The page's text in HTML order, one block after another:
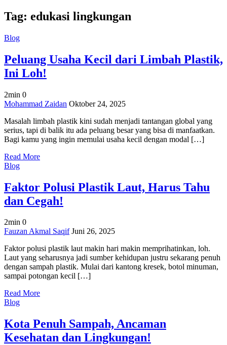
Tag: edukasi lingkungan
Blog
Peluang Usaha Kecil dari Limbah Plastik,
Ini Loh!
2min 0
on
Usaha
Kecil
dari
Plastik,
Ini
Mohammad Zaidan Oktober 24, 2025
Masalah limbah plastik kini sudah menjadi tantangan global yang
serius, tapi di balik itu ada peluang besar yang bisa di manfaatkan.
Bagi kamu yang ingin memulai usaha kecil dengan modal […]
Read More
Blog
Faktor Polusi Plastik Laut, Harus Tahu
dan Cegah!
2min 0
on
Polusi
Plastik
Laut,
Harus
dan
Cegah!
Fauzan Akmal Saqif Juni 26, 2025
Faktor polusi plastik laut makin hari makin memprihatinkan, loh.
Laut yang seharusnya jadi sumber kehidupan justru sekarang penuh
dengan sampah plastik. Mulai dari kantong kresek, botol minuman,
sampai potongan kecil […]
Read More
Blog
Kota Penuh Sampah, Ancaman
Kesehatan dan Lingkungan!